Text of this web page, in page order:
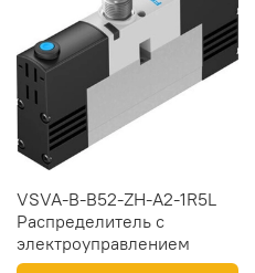
VSVA-B-B52-ZH-A2-1R5L
Распределитель с
электроуправлением